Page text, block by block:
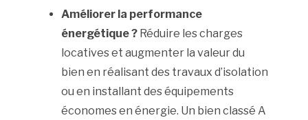
Améliorer la performance
énergétique ? Réduire les charges
locatives et augmenter la valeur du
bien en réalisant des travaux d’isolation
ou en installant des équipements
économes en énergie. Un bien classé A